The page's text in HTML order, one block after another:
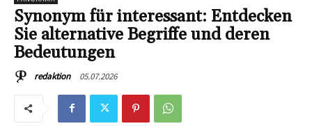
Synonym für interessant: Entdecken
Sie alternative Begriffe und deren
Bedeutungen
redaktion 05.07.2026